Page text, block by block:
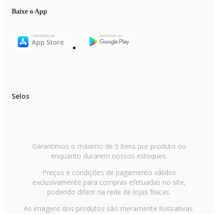
Baixe o App
Selos
Garantimos o máximo de 5 itens por produto ou
enquanto durarem nossos estoques.
Preços e condições de pagamento válidos
exclusivamente para compras efetuadas no site,
podendo diferir na rede de lojas físicas.
As imagens dos produtos são meramente ilustrativas.